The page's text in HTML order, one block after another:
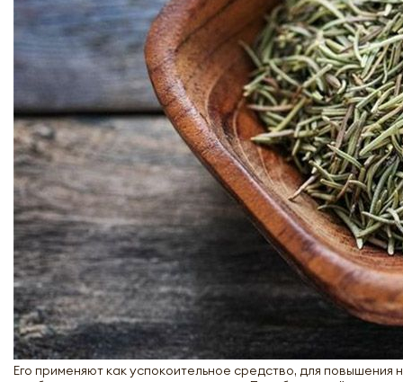
Его применяют как успокоительное средство, для